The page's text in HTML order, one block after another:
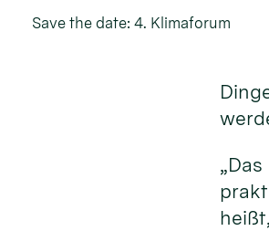
Save the date: 4. Klimaforum